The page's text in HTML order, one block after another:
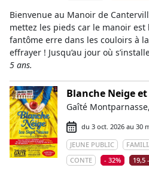
Bienvenue au Manoir de
mettez les pieds car le manoir est
fantôme erre dans les couloirs à
effrayer ! Jusqu’au jour où
5 ans.
Blanche Neige
Gaîté
du 3 oct. 2026 au 30
JEUNE PUBLIC
CONTE
- 32% 19,5